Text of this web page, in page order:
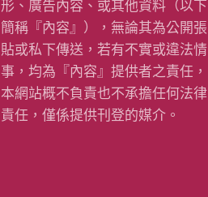
形、廣告內容、或其他資料（以下
簡稱『內容』），無論其為公開張
貼或私下傳送，若有不實或違法情
事，均為『內容』提供者之責任，
本網站概不負責也不承擔任何法律
責任，僅係提供刊登的媒介。